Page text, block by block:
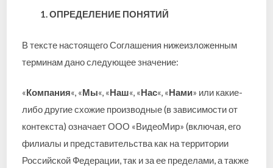
1. ОПРЕДЕЛЕНИЕ ПОНЯТИЙ
В тексте настоящего Соглашения нижеизложенным
терминам дано следующее значение:
«Компания«, «Мы«, «Наш«, «Нас«, «Нами» или какие-
либо другие схожие производные (в зависимости от
контекста) означает ООО «ВидеоМир» (включая, его
филиалы и представительства как на территории
Российской Федерации, так и за ее пределами, а также